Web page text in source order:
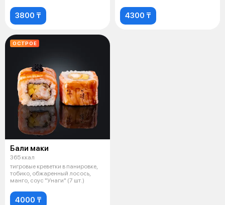
3800 ₸ 4300 ₸
ОСТРОЕ
Бали маки
365 ккал
тигровые креветки в панировке,
тобико, обжаренный лосось,
манго, соус "Унаги" (7 шт.)
4000 ₸